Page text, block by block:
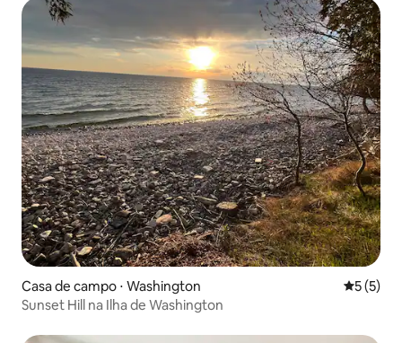
Casa de campo ⋅ Washington 5 de
5 (5)
Sunset Hill na Ilha de Washington